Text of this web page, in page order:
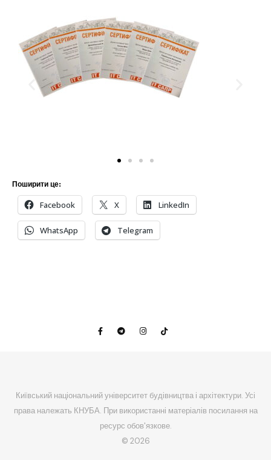
Поширити це:
Facebook X LinkedIn
WhatsApp Telegram
Київський національний університет будівництва і архітектури. Усі
права належать КНУБА. При використанні матеріалів посилання на
ресурс обов'язкове.
© 2026